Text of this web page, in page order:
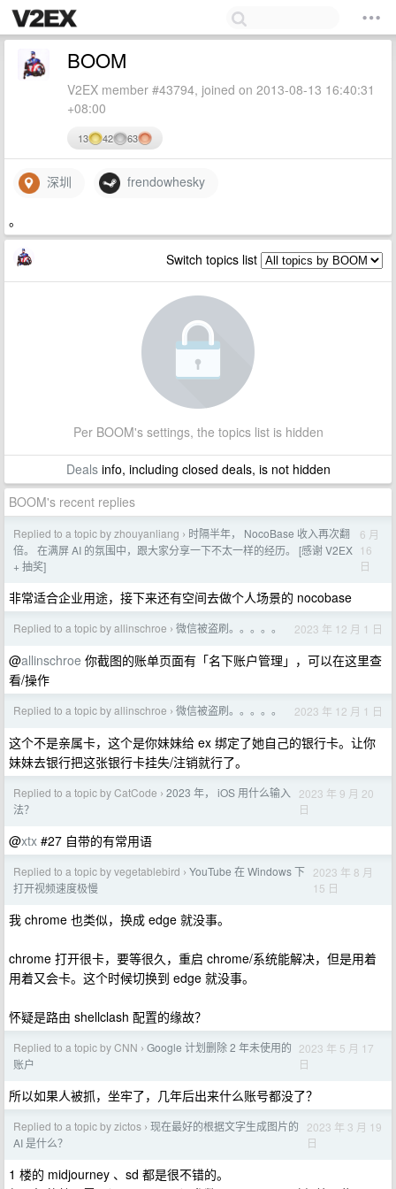
BOOM
V2EX member #43794, joined on 2013-08-13 16:40:31
+08:00
13 42 63
深圳 frendowhesky
。
Switch topics list
Per BOOM's settings, the topics list is hidden
Dealsinfo, including closed deals, is not hidden
BOOM's recent replies
Replied to a topic by zhouyanliang › 时隔半年， NocoBase 收入再次翻
倍。 在满屏 AI 的氛围中，跟大家分享一下不太一样的经历。 [感谢 V2EX
+ 抽奖]
6 月
16
日
非常适合企业用途，接下来还有空间去做个人场景的 nocobase
Replied to a topic by allinschroe › 微信被盗刷。。。。。 2023 年 12 月 1 日
@allinschroe 你截图的账单页面有「名下账户管理」，可以在这里查
看/操作
Replied to a topic by allinschroe › 微信被盗刷。。。。。 2023 年 12 月 1 日
这个不是亲属卡，这个是你妹妹给 ex 绑定了她自己的银行卡。让你
妹妹去银行把这张银行卡挂失/注销就行了。
Replied to a topic by CatCode › 2023 年， iOS 用什么输入
法？
2023 年 9 月 20
日
@xtx #27 自带的有常用语
Replied to a topic by vegetablebird › YouTube 在 Windows 下
打开视频速度极慢
2023 年 8 月
15 日
我 chrome 也类似，换成 edge 就没事。
chrome 打开很卡，要等很久，重启 chrome/系统能解决，但是用着
用着又会卡。这个时候切换到 edge 就没事。
怀疑是路由 shellclash 配置的缘故？
Replied to a topic by CNN › Google 计划删除 2 年未使用的
账户
2023 年 5 月 17
日
所以如果人被抓，坐牢了，几年后出来什么账号都没了？
Replied to a topic by zictos › 现在最好的根据文字生成图片的
AI 是什么？
2023 年 3 月 19
日
1 楼的 midjourney 、sd 都是很不错的。